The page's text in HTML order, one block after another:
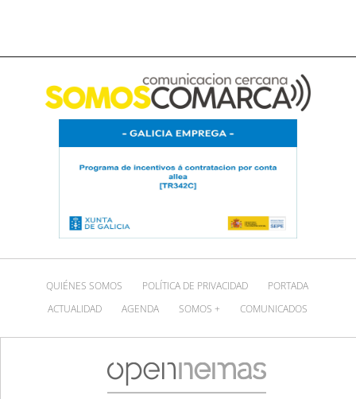
QUIÉNES SOMOS POLÍTICA DE PRIVACIDAD
PORTADA
ACTUALIDAD
AGENDA SOMOS + COMUNICADOS